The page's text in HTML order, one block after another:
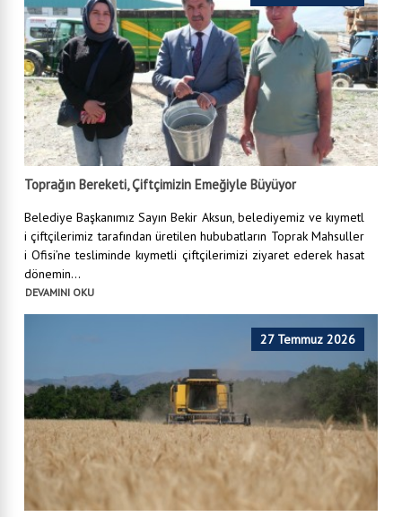
Toprağın Bereketi, Çiftçimizin Emeğiyle Büyüyor
Belediye Başkanımız Sayın Bekir Aksun, belediyemiz ve kıymetl
i çiftçilerimiz tarafından üretilen hububatların Toprak Mahsuller
i Ofisi’ne tesliminde kıymetli çiftçilerimizi ziyaret ederek hasat
dönemin...
DEVAMINI OKU
27 Temmuz 2026